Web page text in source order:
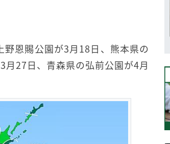
恩賜公園が3月18日、熊本県の
27日、青森県の弘前公園が4月